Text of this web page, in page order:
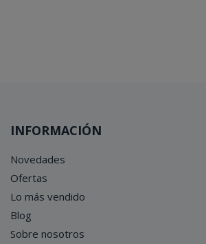
INFORMACIÓN
Novedades
Ofertas
Lo más vendido
Blog
Sobre nosotros